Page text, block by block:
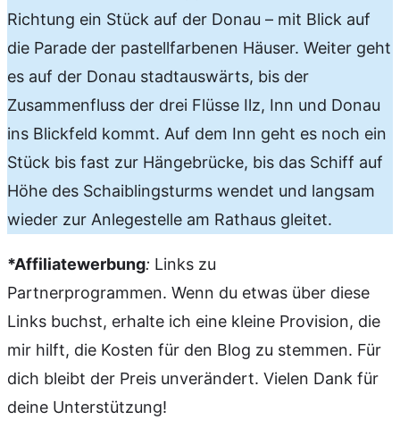
Richtung ein Stück auf der Donau – mit Blick auf
die Parade der pastellfarbenen Häuser. Weiter geht
es auf der Donau stadtauswärts, bis der
Zusammenfluss der drei Flüsse Ilz, Inn und Donau
ins Blickfeld kommt. Auf dem Inn geht es noch ein
Stück bis fast zur Hängebrücke, bis das Schiff auf
Höhe des Schaiblingsturms wendet und langsam
wieder zur Anlegestelle am Rathaus gleitet.
*Affiliatewerbung: Links zu
Partnerprogrammen. Wenn du etwas über diese
Links buchst, erhalte ich eine kleine Provision, die
mir hilft, die Kosten für den Blog zu stemmen. Für
dich bleibt der Preis unverändert. Vielen Dank für
deine Unterstützung!